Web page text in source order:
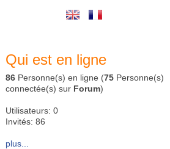
Qui est en ligne
86 Personne(s) en ligne (75 Personne(s)
connectée(s) sur Forum)
Utilisateurs: 0
Invités: 86
plus...